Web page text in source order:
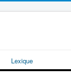
Lexique